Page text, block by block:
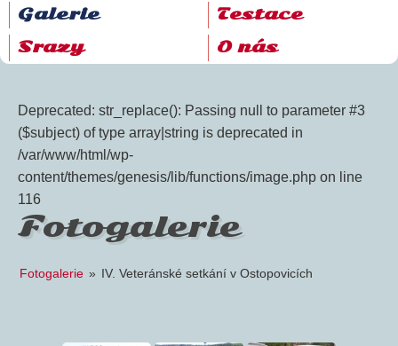
Galerie
Srazy
Testace
O nás
Deprecated: str_replace(): Passing null to parameter #3
($subject) of type array|string is deprecated in
/var/www/html/wp-
content/themes/genesis/lib/functions/image.php on line
116
Fotogalerie
Fotogalerie » IV. Veteránské setkání v Ostopovicích